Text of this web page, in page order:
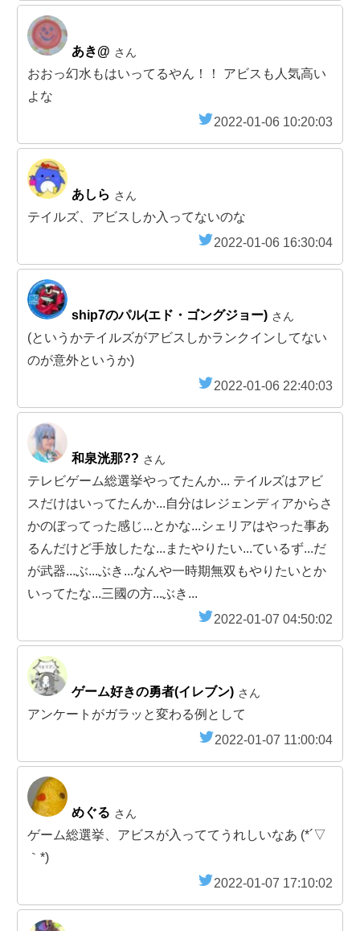
あき@ さん
おおっ幻水もはいってるやん！！ アビスも人気高い
よな
2022-01-06 10:20:03
あしら さん
テイルズ、アビスしか入ってないのな
2022-01-06 16:30:04
ship7のパル(エド・ゴングジョー) さん
(というかテイルズがアビスしかランクインしてない
のが意外というか)
2022-01-06 22:40:03
和泉洸那?? さん
テレビゲーム総選挙やってたんか... テイルズはアビ
スだけはいってたんか...自分はレジェンディアからさ
かのぼってった感じ...とかな...シェリアはやった事あ
るんだけど手放したな...またやりたい...ているず...だ
が武器...ぶ...ぶき...なんや一時期無双もやりたいとか
いってたな...三國の方...ぶき...
2022-01-07 04:50:02
ゲーム好きの勇者(イレブン) さん
アンケートがガラッと変わる例として
2022-01-07 11:00:04
めぐる さん
ゲーム総選挙、アビスが入っててうれしいなあ (*´▽
｀*)
2022-01-07 17:10:02